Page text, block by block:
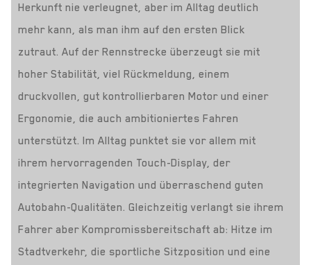
Herkunft nie verleugnet, aber im Alltag deutlich
mehr kann, als man ihm auf den ersten Blick
zutraut. Auf der Rennstrecke überzeugt sie mit
hoher Stabilität, viel Rückmeldung, einem
druckvollen, gut kontrollierbaren Motor und einer
Ergonomie, die auch ambitioniertes Fahren
unterstützt. Im Alltag punktet sie vor allem mit
ihrem hervorragenden Touch-Display, der
integrierten Navigation und überraschend guten
Autobahn-Qualitäten. Gleichzeitig verlangt sie ihrem
Fahrer aber Kompromissbereitschaft ab: Hitze im
Stadtverkehr, die sportliche Sitzposition und eine